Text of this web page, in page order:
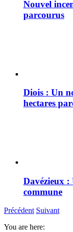
Nouvel
parcourus
Diois : Un
hectares
Davézieux :
commune
Précédent Suivant
You are here: